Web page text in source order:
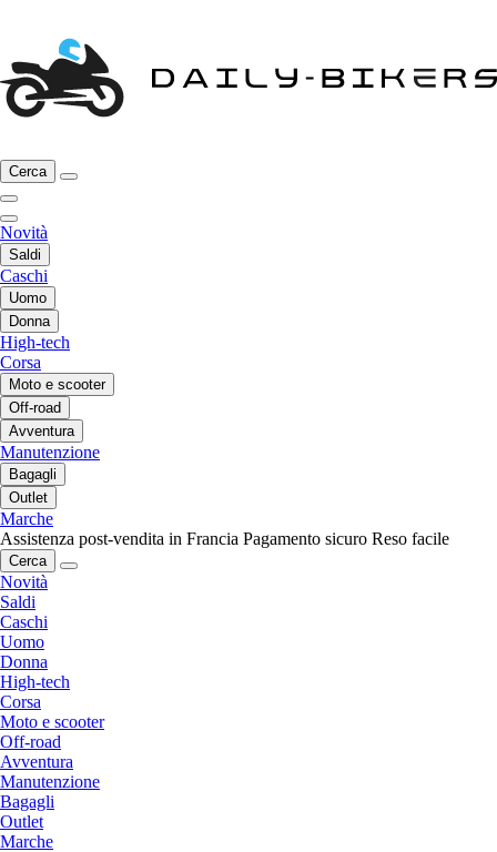
Cerca
Novità
Saldi
Caschi
Uomo
Donna
High-tech
Corsa
Moto e scooter
Off-road
Avventura
Manutenzione
Bagagli
Outlet
Marche
Assistenza post-vendita in Francia Pagamento sicuro Reso facile
Cerca
Novità
Saldi
Caschi
Uomo
Donna
High-tech
Corsa
Moto e scooter
Off-road
Avventura
Manutenzione
Bagagli
Outlet
Marche